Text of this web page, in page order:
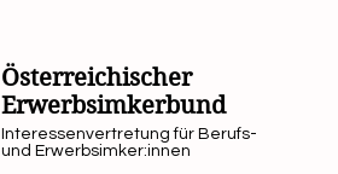
Österreichischer
Erwerbsimkerbund
Interessenvertretung für Berufs-
und Erwerbsimker:innen